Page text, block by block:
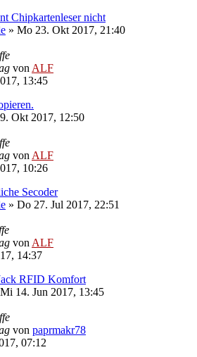
Chipkartenleser nicht
» Mo 23. Okt 2017, 21:40
von ALF
13:45
Okt 2017, 12:50
von ALF
10:26
Secoder
» Do 27. Jul 2017, 22:51
von ALF
14:37
RFID Komfort
Mi 14. Jun 2017, 13:45
von paprmakr78
07:12